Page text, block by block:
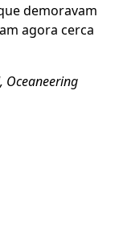
demoravam
agora cerca
Oceaneering